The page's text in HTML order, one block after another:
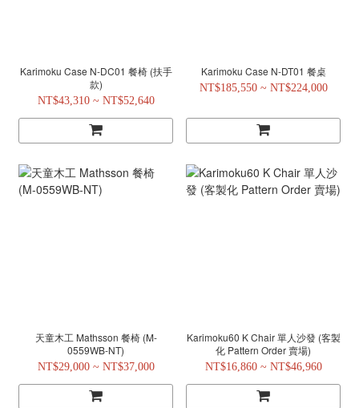
Karimoku Case N-DC01 餐椅 (扶手
款)
NT$43,310 ~ NT$52,640
Karimoku Case N-DT01 餐桌
NT$185,550 ~ NT$224,000
天童木工 Mathsson 餐椅 (M-
0559WB-NT)
NT$29,000 ~ NT$37,000
Karimoku60 K Chair 單人沙發 (客製
化 Pattern Order 賣場)
NT$16,860 ~ NT$46,960